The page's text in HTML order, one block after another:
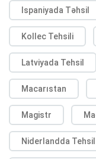
Ispaniyada Təhsil
Kollec Tehsili
Latviyada Tehsil
Macarıstan
Magistr
Niderlandda Tehsil